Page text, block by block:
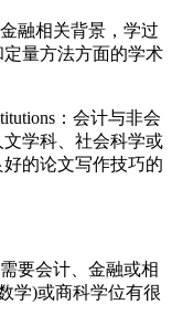
融相关背景，学过
量方法方面的学术
：会计与非会
学科、社会科学或
的论文写作技巧的
要会计、金融或相
学)或商科学位有很